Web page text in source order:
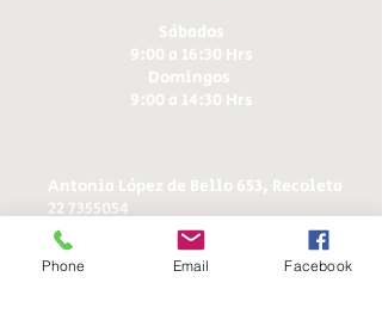
Sábados
9:00 a 16:30 Hrs
Domingos
9:00 a 14:30 Hrs
Antonia López de Bello 653, Recoleta
22 7355054
22 7375725
+56 9 75224598
ducereposteria@gmail.com
Phone Email Facebook